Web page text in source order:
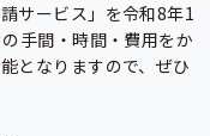
サービス」を令和8年1
手間・時間・費用をか
となりますので、ぜひ